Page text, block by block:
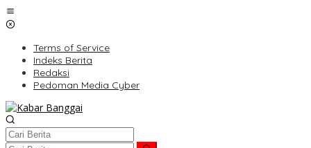
Lewati
ke
Terms of Service
Indeks Berita
Redaksi
Pedoman Media Cyber